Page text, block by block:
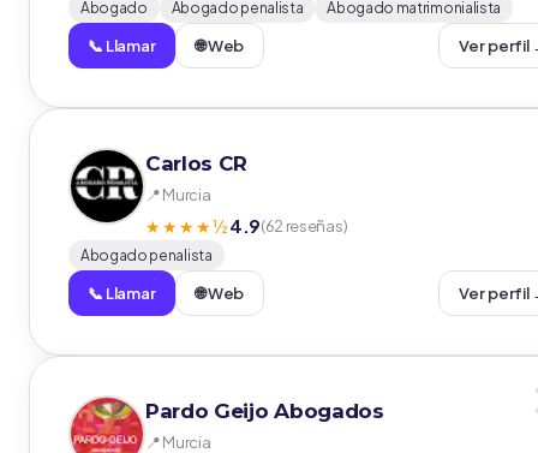
Abogado Abogado penalista Abogado matrimonialista
📞 Llamar 🌐 Web Ver perfil
Carlos CR
📍 Murcia
★★★★½4.9(62 reseñas)
Abogado penalista
📞 Llamar 🌐 Web Ver perfil
Pardo Geijo Abogados
📍 Murcia